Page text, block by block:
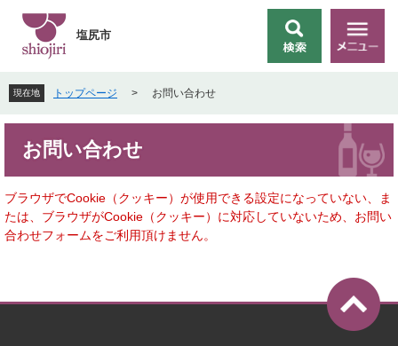
先
頭
で
を
飛
ば
本
文
へ
索
メ
ニ
塩尻市
現在地 トップページ > お問い合わせ
お問い合わせ
ブラウザでCookie（クッキー）が使用できる設定になっていない、ま
たは、ブラウザがCookie（クッキー）に対応していないため、お問い
合わせフォームをご利用頂けません。